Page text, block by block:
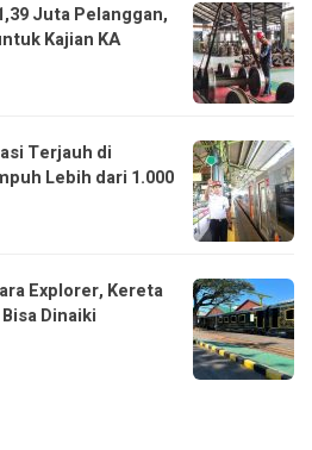
Juta Pelanggan,
Kajian KA
Terjauh di
Lebih dari 1.000
Explorer, Kereta
Dinaiki